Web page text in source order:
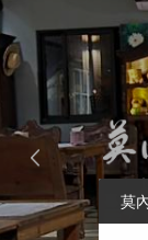
莫